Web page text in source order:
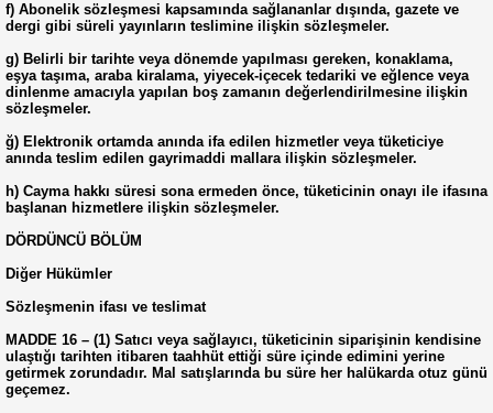
f) Abonelik sözleşmesi kapsamında sağlananlar dışında, gazete ve
dergi gibi süreli yayınların teslimine ilişkin sözleşmeler.
g) Belirli bir tarihte veya dönemde yapılması gereken, konaklama,
eşya taşıma, araba kiralama, yiyecek-içecek tedariki ve eğlence veya
dinlenme amacıyla yapılan boş zamanın değerlendirilmesine ilişkin
sözleşmeler.
ğ) Elektronik ortamda anında ifa edilen hizmetler veya tüketiciye
anında teslim edilen gayrimaddi mallara ilişkin sözleşmeler.
h) Cayma hakkı süresi sona ermeden önce, tüketicinin onayı ile ifasına
başlanan hizmetlere ilişkin sözleşmeler.
DÖRDÜNCÜ BÖLÜM
Diğer Hükümler
Sözleşmenin ifası ve teslimat
MADDE 16 – (1) Satıcı veya sağlayıcı, tüketicinin siparişinin kendisine
ulaştığı tarihten itibaren taahhüt ettiği süre içinde edimini yerine
getirmek zorundadır. Mal satışlarında bu süre her halükarda otuz günü
geçemez.